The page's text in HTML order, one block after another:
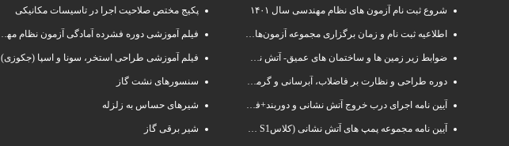
شروع ثبت نام آزمون های نظام مهندسی سال ۱۴۰۱
اطلاعیه ثبت نام و زمان برگزاری مجموعه آزمون‌های نظام مهندسی ساختمان سال ۱۴۰۱
ضوابط زیر زمین ها و ساختمان های عمیق- آتش نشانی البرز
دوره طراحی و نظارت بر فاضلاب، آبرسانی و گرمایش رادیاتور
آیین نامه اجرای درب خروج آتش نشانی و دوربند+فایلpdf
آیین نامه مجموعه پمپ های آتش نشانی (کلاسS1 و S2 )
پکیج مختص صلاحیت اجرا در تاسیسات مکانیکی
فیلم آموزشی دوره فشرده آمادگی آزمون نظام مهندسی در رشته طراحی و نظارت تاسیسات مکانیکی ساختمان
فیلم آموزشی طراحی استخر، سونا و اسپا (جکوزی)
سنسورهای نشت گاز
شیرهای حساس به زلزله
شیر برقی گاز